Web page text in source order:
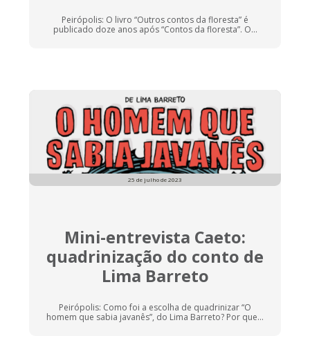
Peirópolis: O livro “Outros contos da floresta” é
publicado doze anos após “Contos da floresta”. O...
25 de julho de 2023
Mini-entrevista Caeto:
quadrinização do conto de
Lima Barreto
Peirópolis: Como foi a escolha de quadrinizar “O
homem que sabia javanês”, do Lima Barreto? Por que...